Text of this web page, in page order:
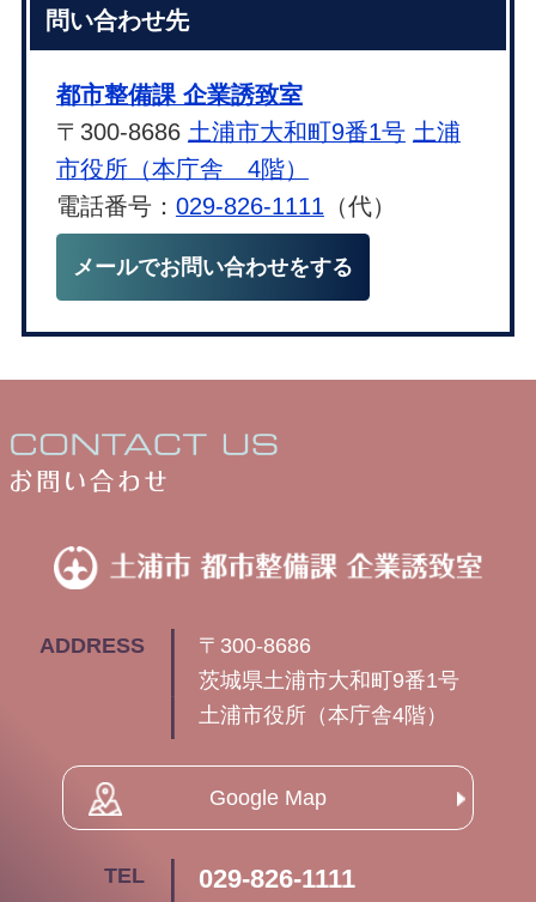
問い合わせ先
都市整備課 企業誘致室
〒300-8686 土浦市大和町9番1号 土浦
市役所（本庁舎 4階）
電話番号： 029-826-1111 （代）
メールでお問い合わせをする
ADDRESS
〒300-8686
茨城県土浦市大和町9番1号
土浦市役所（本庁舎4階）
Google Map
TEL 029-826-1111